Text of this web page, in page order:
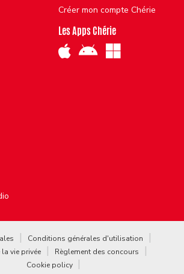
Créer mon compte Chérie
Les Apps Chérie
Conditions générales d'utilisation
vie privée
Règlement des concours
Cookie policy